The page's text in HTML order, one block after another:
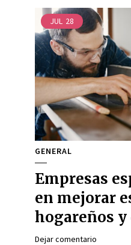
JUL 28
GENERAL
Empresas
en mejorar
hogareños y
Dejar comentario